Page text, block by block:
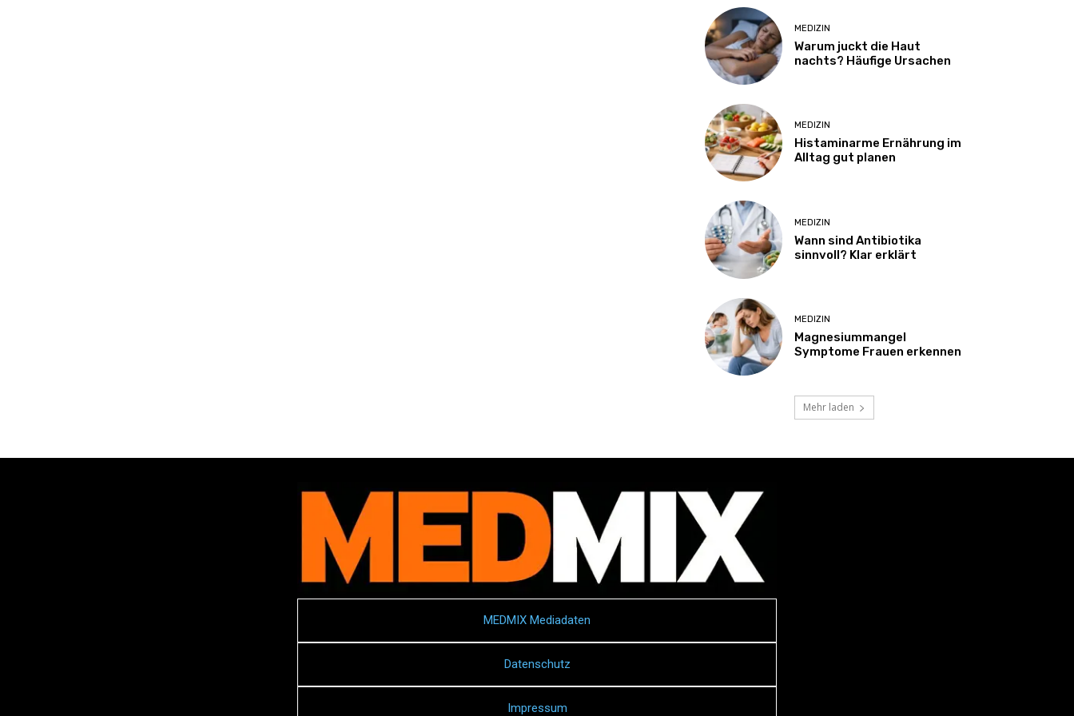
MEDIZIN
Warum juckt die Haut
nachts? Häufige Ursachen
MEDIZIN
Histaminarme Ernährung im
Alltag gut planen
MEDIZIN
Wann sind Antibiotika
sinnvoll? Klar erklärt
MEDIZIN
Magnesiummangel
Symptome Frauen erkennen
Mehr laden
MEDMIX Mediadaten
Datenschutz
Impressum